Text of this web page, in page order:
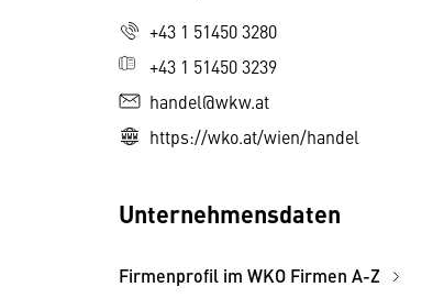
+43 1 51450 3280
+43 1 51450 3239
handel@wkw.at
https://wko.at/wien/handel
Unternehmensdaten
Firmenprofil im WKO Firmen A-Z